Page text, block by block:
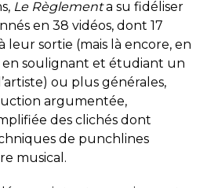
Le Règlementa su fidéliser
en 38 vidéos, dont 17
leur sortie (mais là encore, en
en soulignant et étudiant un
ou plus générales,
argumentée,
des clichés dont
de punchlines
musical.